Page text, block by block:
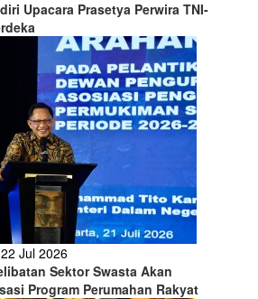
Upacara Prasetya Perwira TNI-
Jul 2026
Sektor Swasta Akan
Program Perumahan Rakyat